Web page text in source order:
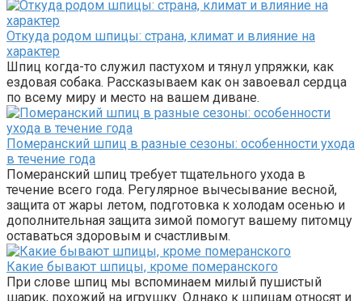
Откуда родом шпицы: страна, климат и влияние на
характер
Шпиц когда-то служил пастухом и тянул упряжки, как
ездовая собака. Рассказываем как он завоевал сердца
по всему миру и место на вашем диване.
Померанский шпиц в разные сезоны: особенности ухода
в течение года
Померанский шпиц требует тщательного ухода в
течение всего года. Регулярное вычесывание весной,
защита от жары летом, подготовка к холодам осенью и
дополнительная защита зимой помогут вашему питомцу
оставаться здоровым и счастливым.
Какие бывают шпицы, кроме померанского
При слове шпиц мы вспоминаем милый пушистый
шарик, похожий на игрушку. Однако к шпицам относят и